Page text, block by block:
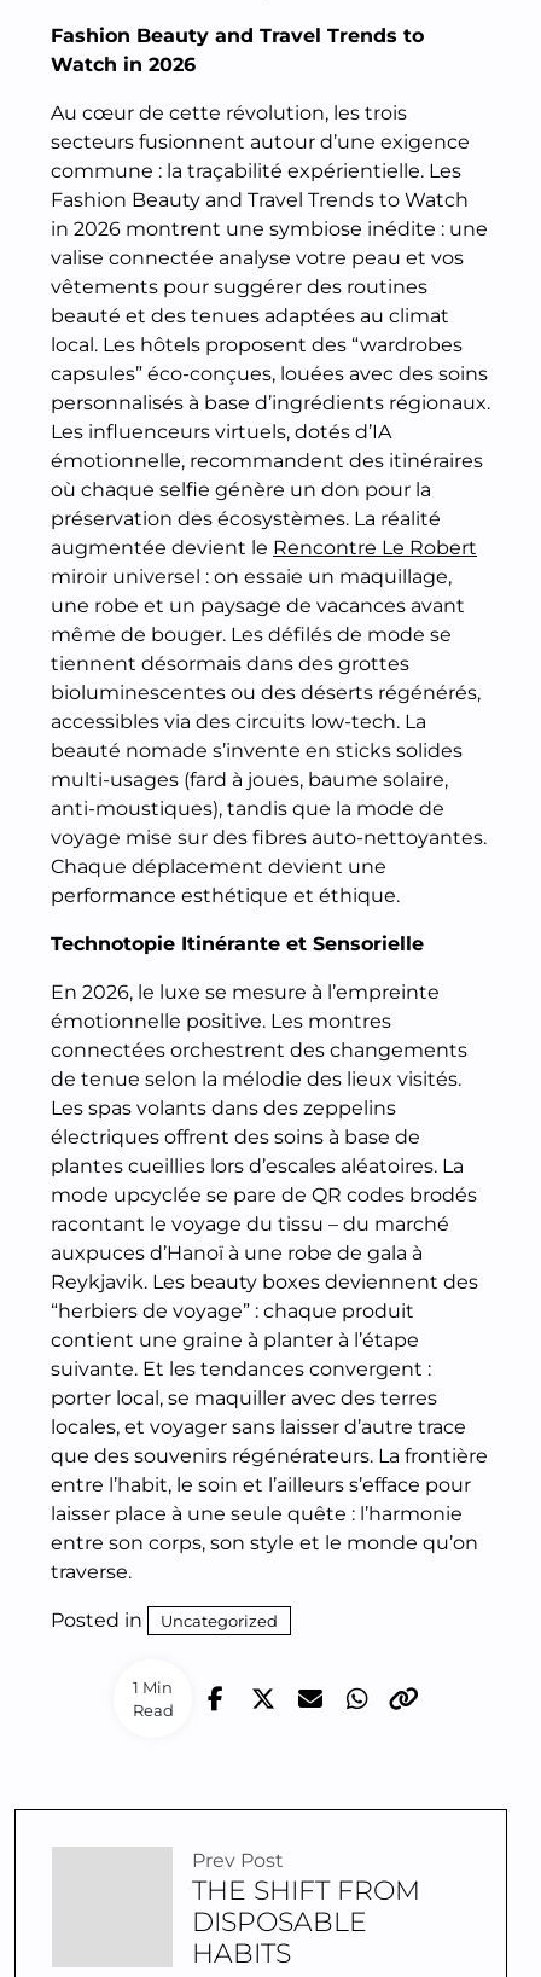
1 Min
Read
Fashion Beauty and Travel Trends to
Watch in 2026
Au cœur de cette révolution, les trois
secteurs fusionnent autour d’une exigence
commune : la traçabilité expérientielle. Les
Fashion Beauty and Travel Trends to Watch
in 2026 montrent une symbiose inédite : une
valise connectée analyse votre peau et vos
vêtements pour suggérer des routines
beauté et des tenues adaptées au climat
local. Les hôtels proposent des “wardrobes
capsules” éco-conçues, louées avec des soins
personnalisés à base d’ingrédients régionaux.
Les influenceurs virtuels, dotés d’IA
émotionnelle, recommandent des itinéraires
où chaque selfie génère un don pour la
préservation des écosystèmes. La réalité
augmentée devient le Rencontre Le Robert
miroir universel : on essaie un maquillage,
une robe et un paysage de vacances avant
même de bouger. Les défilés de mode se
tiennent désormais dans des grottes
bioluminescentes ou des déserts régénérés,
accessibles via des circuits low-tech. La
beauté nomade s’invente en sticks solides
multi-usages (fard à joues, baume solaire,
anti-moustiques), tandis que la mode de
voyage mise sur des fibres auto-nettoyantes.
Chaque déplacement devient une
performance esthétique et éthique.
Technotopie Itinérante et Sensorielle
En 2026, le luxe se mesure à l’empreinte
émotionnelle positive. Les montres
connectées orchestrent des changements
de tenue selon la mélodie des lieux visités.
Les spas volants dans des zeppelins
électriques offrent des soins à base de
plantes cueillies lors d’escales aléatoires. La
mode upcyclée se pare de QR codes brodés
racontant le voyage du tissu – du marché
auxpuces d’Hanoï à une robe de gala à
Reykjavik. Les beauty boxes deviennent des
“herbiers de voyage” : chaque produit
contient une graine à planter à l’étape
suivante. Et les tendances convergent :
porter local, se maquiller avec des terres
locales, et voyager sans laisser d’autre trace
que des souvenirs régénérateurs. La frontière
entre l’habit, le soin et l’ailleurs s’efface pour
laisser place à une seule quête : l’harmonie
entre son corps, son style et le monde qu’on
traverse.
Posted in Uncategorized
Prev Post
THE SHIFT FROM
DISPOSABLE
HABITS